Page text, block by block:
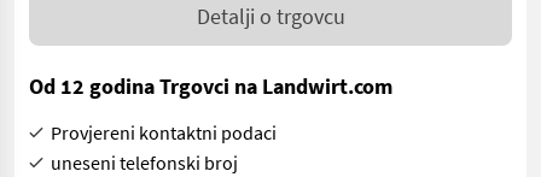
Detalji o trgovcu
Od 12 godina Trgovci na Landwirt.com
Provjereni kontaktni podaci
uneseni telefonski broj